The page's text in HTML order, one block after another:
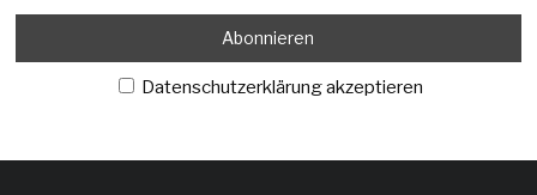
Datenschutzerklärung akzeptieren